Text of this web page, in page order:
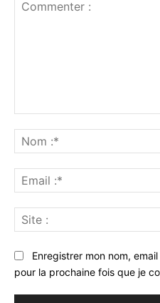
Enregistrer mon nom,
pour la prochaine fois que je